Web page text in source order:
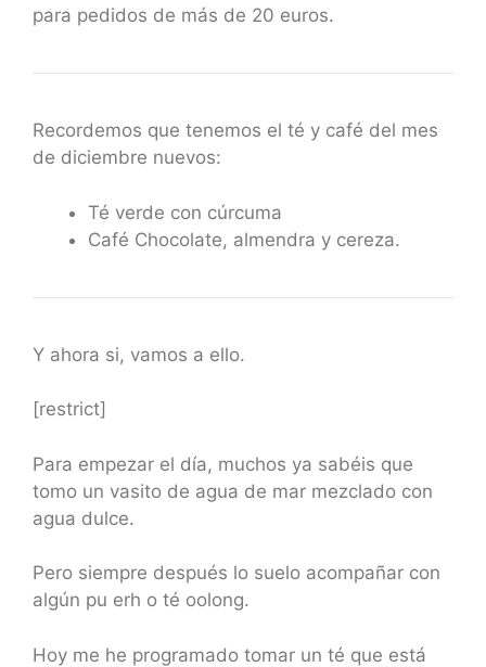
para pedidos de más de 20 euros.
Recordemos que tenemos el té y café del mes
de diciembre nuevos:
Té verde con cúrcuma
Café Chocolate, almendra y cereza.
Y ahora si, vamos a ello.
[restrict]
Para empezar el día, muchos ya sabéis que
tomo un vasito de agua de mar mezclado con
agua dulce.
Pero siempre después lo suelo acompañar con
algún pu erh o té oolong.
Hoy me he programado tomar un té que está